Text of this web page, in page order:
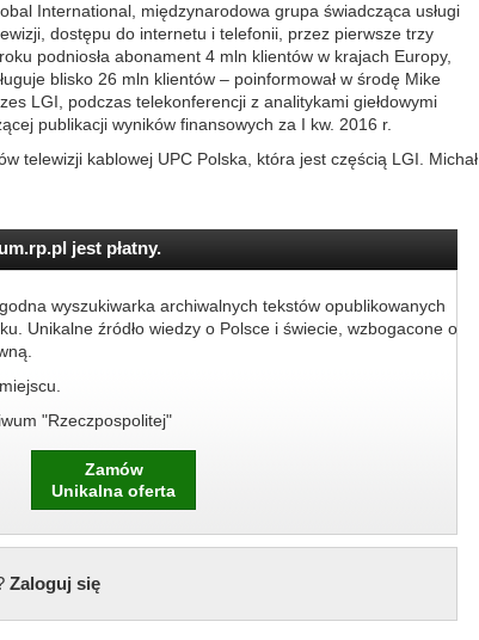
International, międzynarodowa grupa świadcząca usługi
dostępu do internetu i telefonii, przez pierwsze trzy
podniosła abonament 4 mln klientów w krajach Europy,
blisko 26 mln klientów – poinformował w środę Mike
LGI, podczas telekonferencji z analitykami giełdowymi
publikacji wyników finansowych za I kw. 2016 r.
telewizji kablowej UPC Polska, która jest częścią LGI. Michał
jest płatny.
wyszukiwarka archiwalnych tekstów opublikowanych
Unikalne źródło wiedzy o Polsce i świecie, wzbogacone o
"Rzeczpospolitej"
Zamów
Unikalna oferta
Zaloguj się